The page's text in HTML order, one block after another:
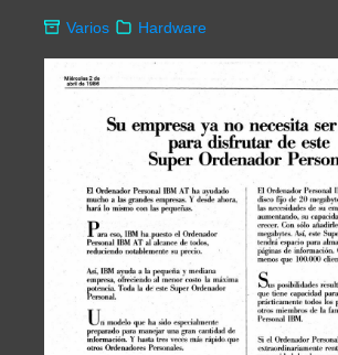
Varios Hardware